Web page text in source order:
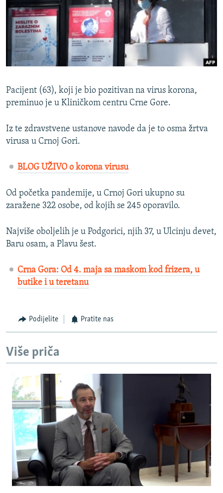
ISPRIČAJ MI
DNEVNO@RSE
SPECIJALI RSE
VIŠE OD NASLOVA
POPLAVE I KLIZIŠTA U BIH 2024.
TRI DECENIJE OD RATA U BIH
SVE KARTE DEJTONA
NASTANAK I RASPAD JUGOSLAVIJE
Pacijent (63), koji je bio pozitivan na virus korona,
preminuo je u Kliničkom centru Crne Gore.
Iz te zdravstvene ustanove navode da je to osma žrtva
virusa u Crnoj Gori.
BLOG UŽIVO o korona virusu
Od početka pandemije, u Crnoj Gori ukupno su
zaražene 322 osobe, od kojih se 245 oporavilo.
Najviše oboljelih je u Podgorici, njih 37, u Ulcinju devet,
Baru osam, a Plavu šest.
Crna Gora: Od 4. maja sa maskom kod frizera, u
butike i u teretanu
Podijelite Pratite nas
Više priča